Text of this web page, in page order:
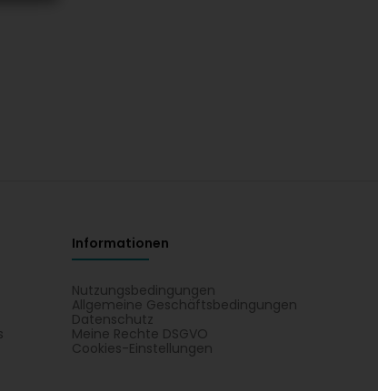
Informationen
Nutzungsbedingungen
Allgemeine Geschäftsbedingungen
Datenschutz
Meine Rechte DSGVO
Cookies-Einstellungen